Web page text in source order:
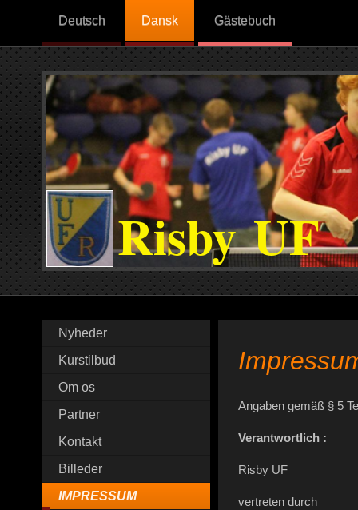
Deutsch Dansk Gästebuch
Risby UF
Nyheder
Kurstilbud
Om os
Partner
Kontakt
Billeder
IMPRESSUM
Angaben gemäß § 5
Verantwortlich :
Risby UF
vertreten durch